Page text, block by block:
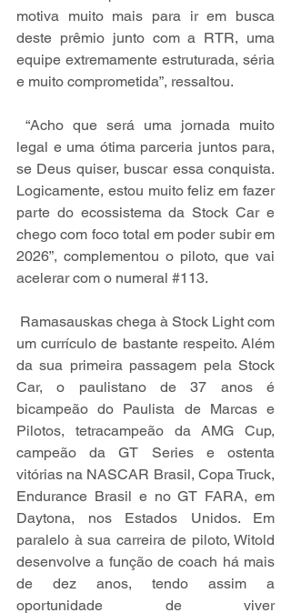
motiva muito mais para ir em busca
deste prêmio junto com a RTR, uma
equipe extremamente estruturada, séria
e muito comprometida”, ressaltou.
legal e uma ótima parceria juntos para,
se Deus quiser, buscar essa conquista.
Logicamente, estou muito feliz em fazer
parte do ecossistema da Stock Car e
chego com foco total em poder subir em
2026”, complementou o piloto, que vai
acelerar com o numeral #113.
um currículo de bastante respeito. Além
da sua primeira passagem pela Stock
Car, o paulistano de 37 anos é
bicampeão do Paulista de Marcas e
Pilotos, tetracampeão da AMG Cup,
campeão da GT Series e ostenta
vitórias na NASCAR Brasil, Copa Truck,
Endurance Brasil e no GT FARA, em
Daytona, nos Estados Unidos. Em
paralelo à sua carreira de piloto, Witold
desenvolve a função de coach há mais
de dez anos, tendo assim a
oportunidade de viver